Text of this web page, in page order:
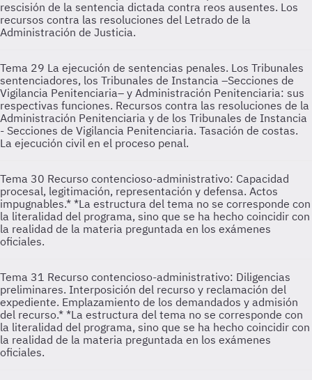
rescisión de la sentencia dictada contra reos ausentes. Los
recursos contra las resoluciones del Letrado de la
Administración de Justicia.
Tema 29 La ejecución de sentencias penales. Los Tribunales
sentenciadores, los Tribunales de Instancia –Secciones de
Vigilancia Penitenciaria– y Administración Penitenciaria: sus
respectivas funciones. Recursos contra las resoluciones de la
Administración Penitenciaria y de los Tribunales de Instancia
- Secciones de Vigilancia Penitenciaria. Tasación de costas.
La ejecución civil en el proceso penal.
Tema 30 Recurso contencioso-administrativo: Capacidad
procesal, legitimación, representación y defensa. Actos
impugnables.* *La estructura del tema no se corresponde con
la literalidad del programa, sino que se ha hecho coincidir con
la realidad de la materia preguntada en los exámenes
oficiales.
Tema 31 Recurso contencioso-administrativo: Diligencias
preliminares. Interposición del recurso y reclamación del
expediente. Emplazamiento de los demandados y admisión
del recurso.* *La estructura del tema no se corresponde con
la literalidad del programa, sino que se ha hecho coincidir con
la realidad de la materia preguntada en los exámenes
oficiales.